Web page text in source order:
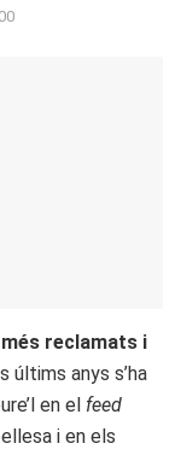
reclamats i
últims anys s’ha
en el feed
i en els